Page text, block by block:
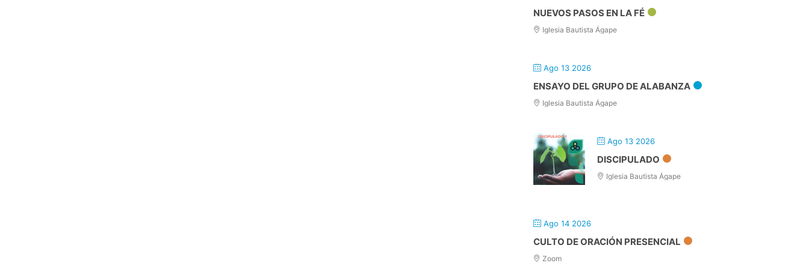
NUEVOS PASOS EN LA FÉ
Iglesia Bautista Ágape
Ago 13 2026
ENSAYO DEL GRUPO DE ALABANZA
Iglesia Bautista Ágape
Ago 13 2026
DISCIPULADO
Iglesia Bautista Ágape
Ago 14 2026
CULTO DE ORACIÓN PRESENCIAL
Zoom